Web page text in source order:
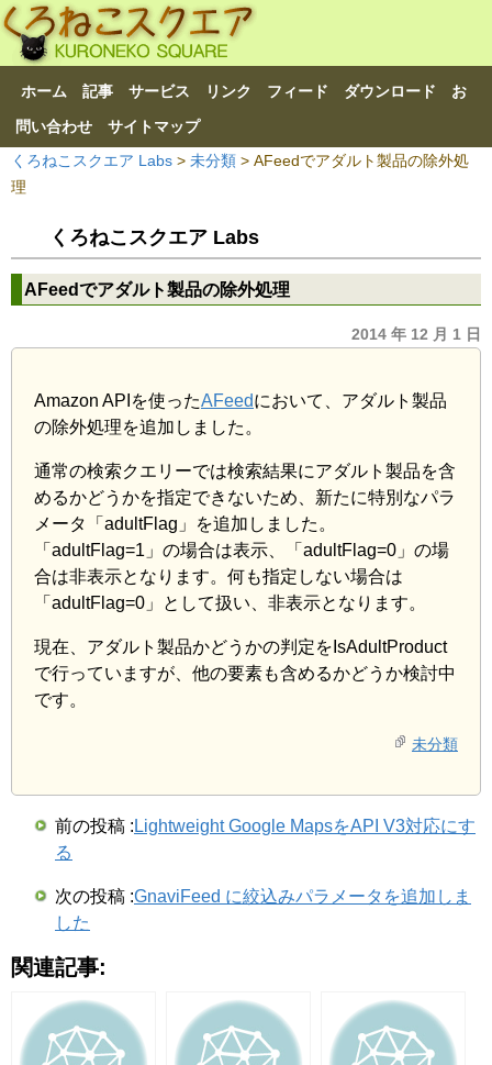
ホーム 記事 サービス リンク フィード ダウンロード お
問い合わせ サイトマップ
くろねこスクエア Labs > 未分類 > AFeedでアダルト製品の除外処
理
くろねこスクエア Labs
AFeedでアダルト製品の除外処理
2014 年 12 月 1 日
Amazon APIを使ったAFeedにおいて、アダルト製品
の除外処理を追加しました。
通常の検索クエリーでは検索結果にアダルト製品を含
めるかどうかを指定できないため、新たに特別なパラ
メータ「adultFlag」を追加しました。
「adultFlag=1」の場合は表示、「adultFlag=0」の場
合は非表示となります。何も指定しない場合は
「adultFlag=0」として扱い、非表示となります。
現在、アダルト製品かどうかの判定をIsAdultProduct
で行っていますが、他の要素も含めるかどうか検討中
です。
未分類
前の投稿 : Lightweight Google MapsをAPI V3対応にす
る
次の投稿 :GnaviFeed に絞込みパラメータを追加しま
した
関連記事: